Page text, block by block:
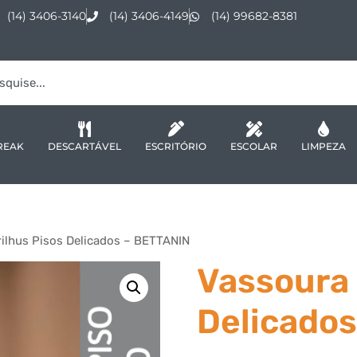
(14) 3406-3140 (14) 3406-4149 (14) 99682-8381
DESCARTÁVEL ESCRITÓRIO ESCOLAR LIMPEZA
Pisos Delicados – BETTANIN